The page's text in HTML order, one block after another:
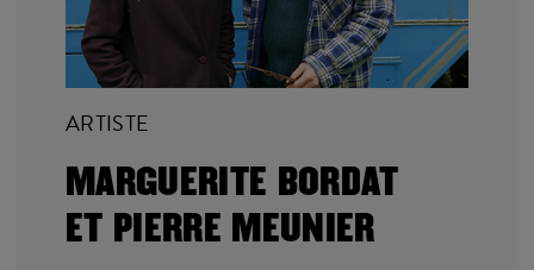
ARTISTE
MARGUERITE BORDAT
ET PIERRE MEUNIER